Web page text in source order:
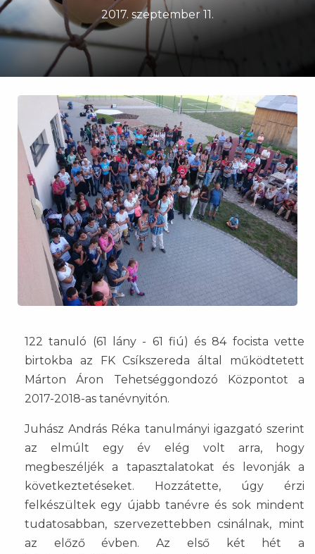
2017. szeptember 11.
122 tanuló (61 lány - 61 fiú) és 84 focista vette
birtokba az FK Csíkszereda által működtetett
Márton Áron Tehetséggondozó Központot a
2017-2018-as tanévnyitón.
Juhász András Réka tanulmányi igazgató szerint
az elmúlt egy év elég volt arra, hogy
megbeszéljék a tapasztalatokat és levonják a
következtetéseket. Hozzátette, úgy érzi
felkészültek egy újabb tanévre és sok mindent
tudatosabban, szervezettebben csinálnak, mint
az előző évben. Az első két hét a